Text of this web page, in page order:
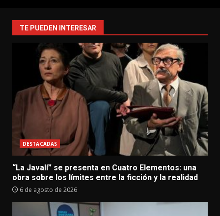
TE PUEDEN INTERESAR
DESTACADAS
“La Javalí” se presenta en Cuatro Elementos: una
obra sobre los límites entre la ficción y la realidad
6 de agosto de 2026